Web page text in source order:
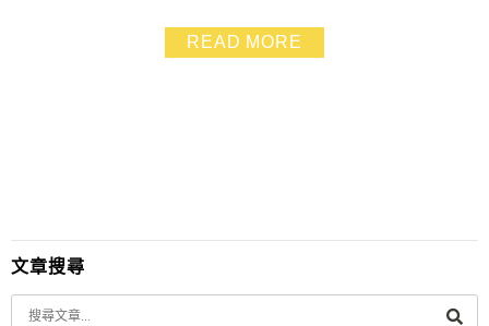
菜色 超適合跟家人聚餐，也適合帶長輩來用餐
READ MORE
文章搜尋